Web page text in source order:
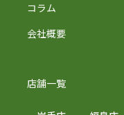
コラム
会社概要
店舗一覧